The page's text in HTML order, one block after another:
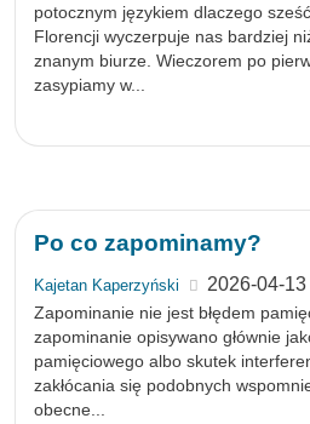
potocznym językiem dlaczego
Florencji wyczerpuje nas bardziej
znanym biurze. Wieczorem po
zasypiamy w...
Po co zapominamy?
Kajetan Kaperzyński 2026-04-13
Zapominanie nie jest błędem
zapominanie opisywano głównie
pamięciowego albo skutek
zakłócania się podobnych
obecne...